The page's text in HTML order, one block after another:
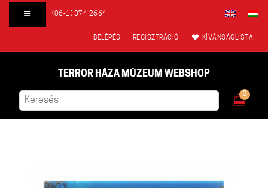
(06-1) 374 2664
BELÉPÉS REGISZTRÁCIÓ KÍVÁNSÁGLISTA
TERROR HÁZA MÚZEUM WEBSHOP
0